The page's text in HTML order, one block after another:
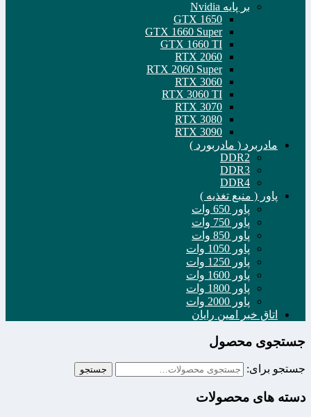
بر پایه Nvidia
GTX 1650
GTX 1660 Super
GTX 1660 TI
RTX 2060
RTX 2060 Super
RTX 3060
RTX 3060 TI
RTX 3070
RTX 3080
RTX 3090
مادربرد ( مادربورد )
DDR2
DDR3
DDR4
پاور ( منبع تغذیه )
پاور 650 وات
پاور 750 وات
پاور 850 وات
پاور 1050 وات
پاور 1250 وات
پاور 1600 وات
پاور 1800 وات
پاور 2000 وات
اتاق خبر امین رایان
جستجوی محصول
جستجو برای: جستجو
دسته های محصولات